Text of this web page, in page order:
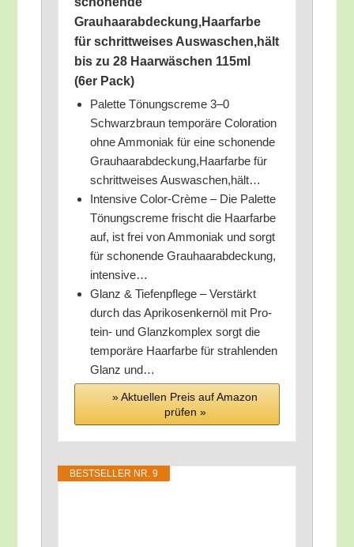
Grauhaarabdeckung,Haarfarbe
für schritt­wei­ses Auswaschen,hält
bis zu 28 Haar­wä­schen 115ml
(6er Pack)
Palet­te Tönungs­creme 3–0
Schwarz­braun tem­po­rä­re Colo­ra­ti­on
ohne Ammo­ni­ak für eine scho­nen­de
Grauhaarabdeckung,Haarfarbe für
schritt­wei­ses Auswaschen,hält…
Inten­si­ve Color-Crè­me – Die Palet­te
Tönungs­creme frischt die Haar­far­be
auf, ist frei von Ammo­ni­ak und sorgt
für scho­nen­de Grau­haar­ab­de­ckung,
intensive…
Glanz & Tie­fen­pfle­ge – Ver­stärkt
durch das Apri­ko­sen­kern­öl mit Pro­
te­in- und Glanz­kom­plex sorgt die
tem­po­rä­re Haar­far­be für strah­len­den
Glanz und…
» Aktu­el­len Preis auf Ama­zon
prü­fen »
BEST­SEL­LER NR. 9